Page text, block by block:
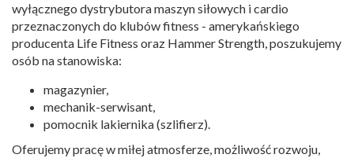
wyłącznego dystrybutora maszyn siłowych i cardio
przeznaczonych do klubów fitness - amerykańskiego
producenta Life Fitness oraz Hammer Strength, poszukujemy
osób na stanowiska:
magazynier,
mechanik-serwisant,
pomocnik lakiernika (szlifierz).
Oferujemy pracę w miłej atmosferze, możliwość rozwoju,